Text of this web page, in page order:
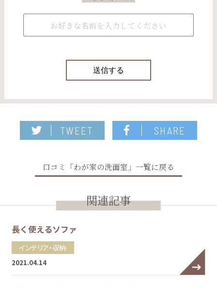
TWEET SHARE
口コミ「わが家の洗面室」一覧に戻る
関連記事
長く使えるソファ
インテリア・収納
2021.04.14